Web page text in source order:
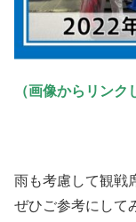
（画像からリンク
雨も考慮して観戦
ぜひご参考にして